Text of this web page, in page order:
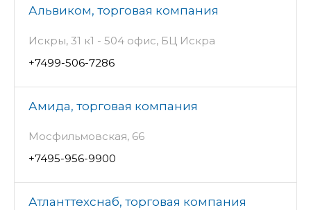
Альвиком, торговая компания
Искры, 31 к1 - 504 офис, БЦ Искра
+7499-506-7286
Амида, торговая компания
Мосфильмовская, 66
+7495-956-9900
Атланттехснаб, торговая компания